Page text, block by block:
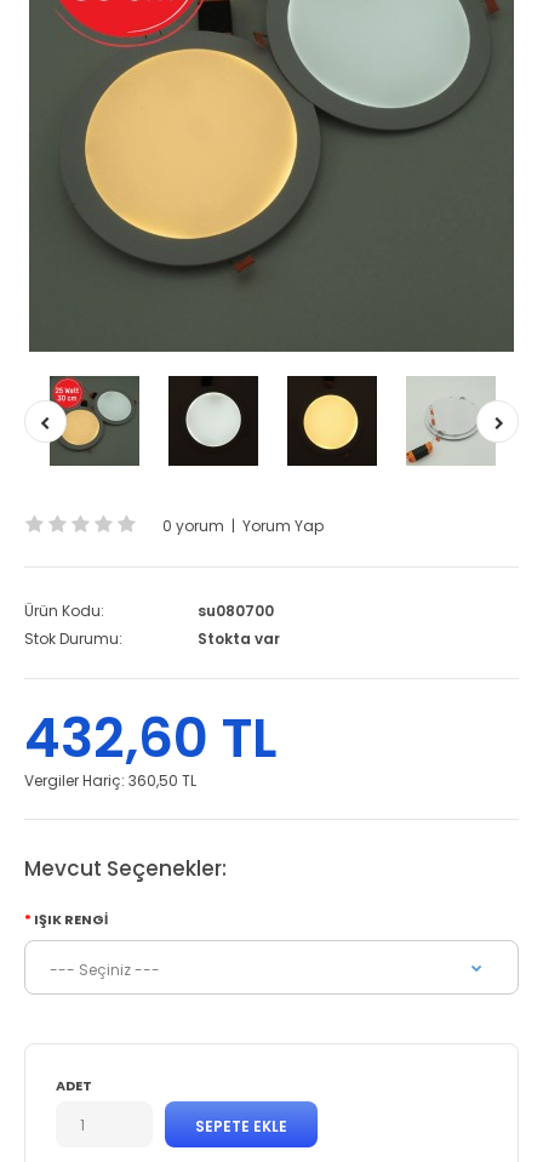
0 yorum | Yorum Yap
Ürün Kodu:
su080700
Stok Durumu:
Stokta var
432,60 TL
Vergiler Hariç: 360,50 TL
Mevcut Seçenekler:
IŞIK RENGI
ADET